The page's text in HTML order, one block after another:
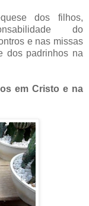
dos filhos,
do
e nas missas
dos padrinhos na
em Cristo e na